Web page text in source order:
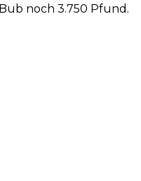
noch 3.750 Pfund.